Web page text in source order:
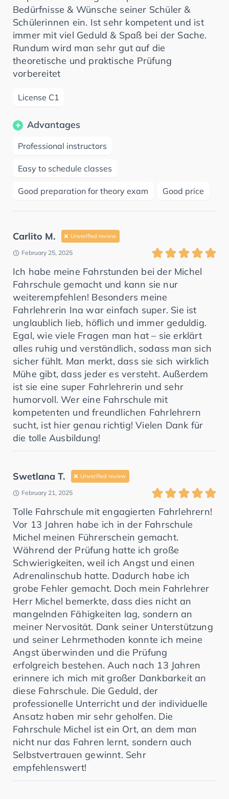
Bedürfnisse & Wünsche seiner Schüler &
Schülerinnen ein. Ist sehr kompetent und ist
immer mit viel Geduld & Spaß bei der Sache.
Rundum wird man sehr gut auf die
theoretische und praktische Prüfung
vorbereitet
License C1
Advantages
Professional instructors
Easy to schedule classes
Good preparation for theory exam Good price
Carlito M. Unverified review
February 25, 2025
Ich habe meine Fahrstunden bei der Michel
Fahrschule gemacht und kann sie nur
weiterempfehlen! Besonders meine
Fahrlehrerin Ina war einfach super. Sie ist
unglaublich lieb, höflich und immer geduldig.
Egal, wie viele Fragen man hat – sie erklärt
alles ruhig und verständlich, sodass man sich
sicher fühlt. Man merkt, dass sie sich wirklich
Mühe gibt, dass jeder es versteht. Außerdem
ist sie eine super Fahrlehrerin und sehr
humorvoll. Wer eine Fahrschule mit
kompetenten und freundlichen Fahrlehrern
sucht, ist hier genau richtig! Vielen Dank für
die tolle Ausbildung!
Swetlana T. Unverified review
February 21, 2025
Tolle Fahrschule mit engagierten Fahrlehrern!
Vor 13 Jahren habe ich in der Fahrschule
Michel meinen Führerschein gemacht.
Während der Prüfung hatte ich große
Schwierigkeiten, weil ich Angst und einen
Adrenalinschub hatte. Dadurch habe ich
grobe Fehler gemacht. Doch mein Fahrlehrer
Herr Michel bemerkte, dass dies nicht an
mangelnden Fähigkeiten lag, sondern an
meiner Nervosität. Dank seiner Unterstützung
und seiner Lehrmethoden konnte ich meine
Angst überwinden und die Prüfung
erfolgreich bestehen. Auch nach 13 Jahren
erinnere ich mich mit großer Dankbarkeit an
diese Fahrschule. Die Geduld, der
professionelle Unterricht und der individuelle
Ansatz haben mir sehr geholfen. Die
Fahrschule Michel ist ein Ort, an dem man
nicht nur das Fahren lernt, sondern auch
Selbstvertrauen gewinnt. Sehr
empfehlenswert!